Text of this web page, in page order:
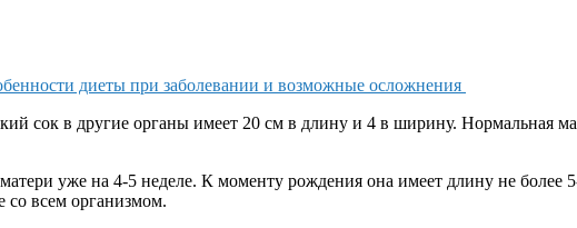
диеты при заболевании и возможные осложнения
сок в другие органы имеет 20 см в длину и 4 в ширину. Нормальная
уже на 4-5 неделе. К моменту рождения она имеет длину не более
со всем организмом.